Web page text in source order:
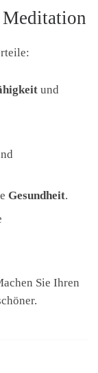
und
Gesundheit.
Sie Ihren